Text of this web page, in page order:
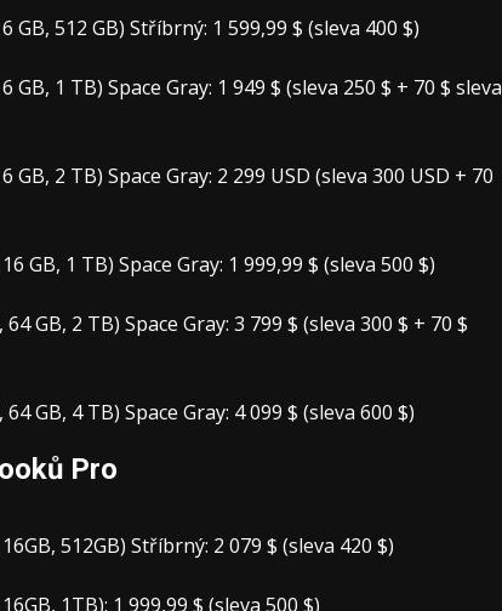
GB, 512 GB) Stříbrný: 1 599,99 $ (sleva 400 $)
GB, 1 TB) Space Gray: 1 949 $ (sleva 250 $ + 70 $ sleva
GB, 2 TB) Space Gray: 2 299 USD (sleva 300 USD + 70
GB, 1 TB) Space Gray: 1 999,99 $ (sleva 500 $)
GB, 2 TB) Space Gray: 3 799 $ (sleva 300 $ + 70 $
GB, 4 TB) Space Gray: 4 099 $ (sleva 600 $)
Pro
512GB) Stříbrný: 2 079 $ (sleva 420 $)
1TB): 1 999,99 $ (sleva 500 $)